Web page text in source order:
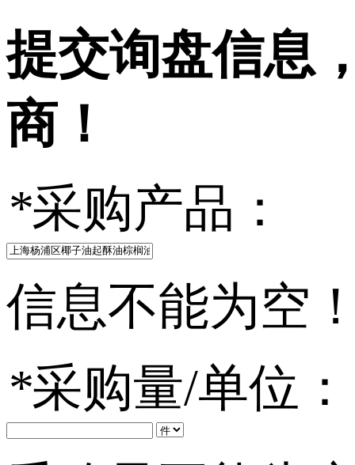
提交询盘信息
商！
*采购产品：
信息不能为空
*采购量/单位：